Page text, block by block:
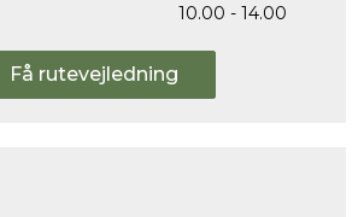
10.00 - 14.00
Få rutevejledning